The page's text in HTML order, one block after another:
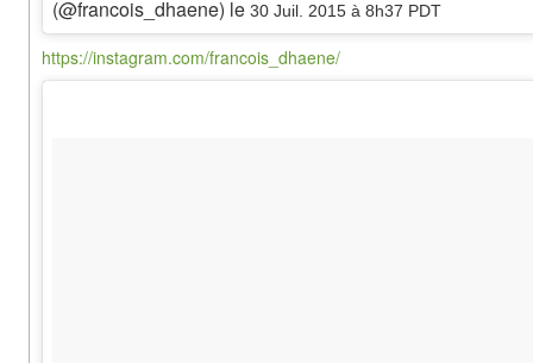
(@francois_dhaene) le 30 Juil. 2015 à 8h37 PDT
https://instagram.com/francois_dhaene/